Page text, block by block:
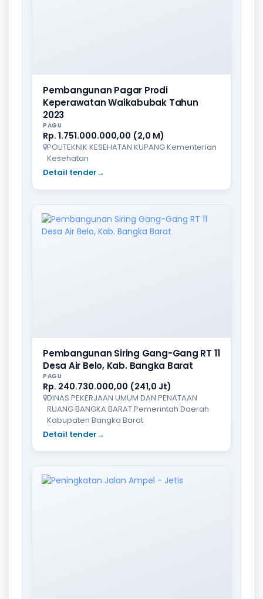
Pembangunan Pagar Prodi
Keperawatan Waikabubak Tahun
2023
PAGU
Rp. 1.751.000.000,00 (2,0 M)
POLITEKNIK KESEHATAN KUPANG Kementerian
Kesehatan
Detail tender→
Pembangunan Siring Gang-Gang RT 11
Desa Air Belo, Kab. Bangka Barat
PAGU
Rp. 240.730.000,00 (241,0 Jt)
DINAS PEKERJAAN UMUM DAN PENATAAN
RUANG BANGKA BARAT Pemerintah Daerah
Kabupaten Bangka Barat
Detail tender→